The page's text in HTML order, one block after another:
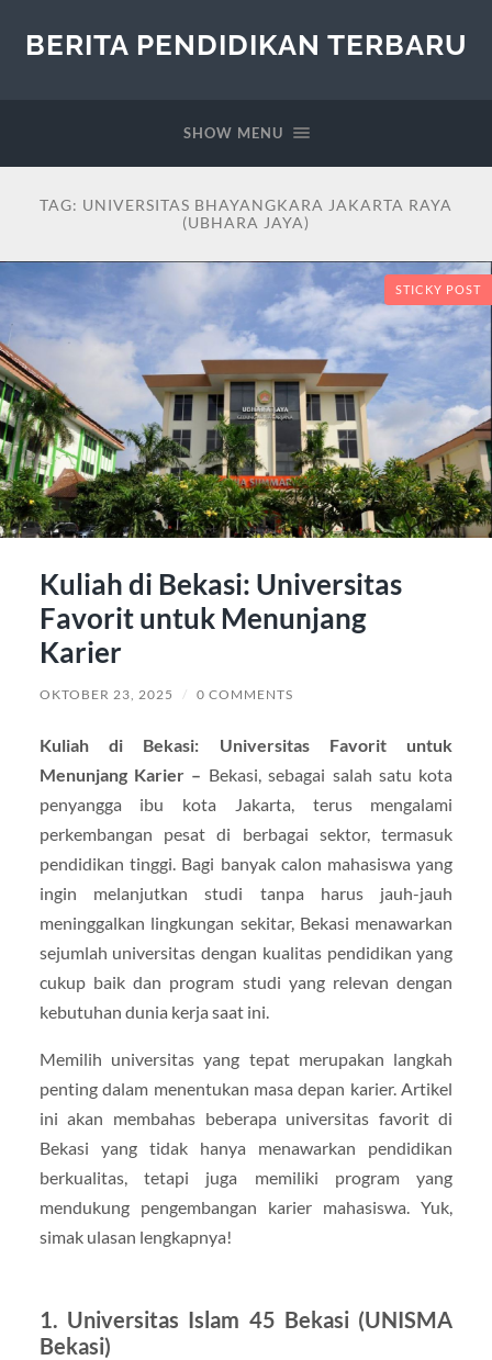
BERITA PENDIDIKAN TERBARU
SHOW MENU
TAG: UNIVERSITAS BHAYANGKARA JAKARTA RAYA
(UBHARA JAYA)
STICKY POST
Kuliah di Bekasi: Universitas
Favorit untuk Menunjang
Karier
OKTOBER 23, 2025 / 0 COMMENTS
Kuliah di Bekasi: Universitas Favorit untuk
Menunjang Karier – Bekasi, sebagai salah satu kota
penyangga ibu kota Jakarta, terus mengalami
perkembangan pesat di berbagai sektor, termasuk
pendidikan tinggi. Bagi banyak calon mahasiswa yang
ingin melanjutkan studi tanpa harus jauh-jauh
meninggalkan lingkungan sekitar, Bekasi menawarkan
sejumlah universitas dengan kualitas pendidikan yang
cukup baik dan program studi yang relevan dengan
kebutuhan dunia kerja saat ini.
Memilih universitas yang tepat merupakan langkah
penting dalam menentukan masa depan karier. Artikel
ini akan membahas beberapa universitas favorit di
Bekasi yang tidak hanya menawarkan pendidikan
berkualitas, tetapi juga memiliki program yang
mendukung pengembangan karier mahasiswa. Yuk,
simak ulasan lengkapnya!
1. Universitas Islam 45 Bekasi (UNISMA
Bekasi)